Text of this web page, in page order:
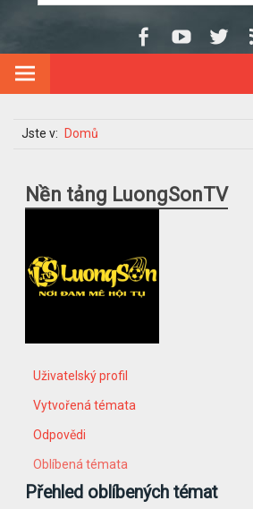
Jste v: Domů
Nền tảng LuongSonTV
Uživatelský profil
Vytvořená témata
Odpovědi
Oblíbená témata
Přehled oblíbených témat